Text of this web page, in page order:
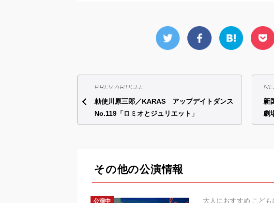
PREV ARTICLE
勅使川原三郎／KARAS アップデイトダンス
No.119「ロミオとジュリエット」
新
劇
その他の公演情報
公演中 大人におすすめ こど